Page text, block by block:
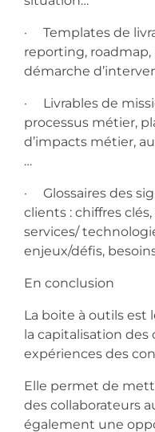
· Templates de
reporting,
démarche
· Livrables de
processus métier,
d’impacts métier,
…
· Glossaires des
clients : chiffres
services/
enjeux/défis,
En conclusion
La boite à outils est
la capitalisation
expériences des
Elle permet de
des collaborateurs
également une